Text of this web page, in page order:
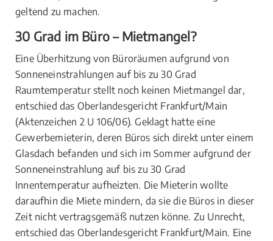
geltend zu machen.
30 Grad im Büro – Mietmangel?
Eine Überhitzung von Büroräumen aufgrund von
Sonneneinstrahlungen auf bis zu 30 Grad
Raumtemperatur stellt noch keinen Mietmangel dar,
entschied das Oberlandesgericht Frankfurt/Main
(Aktenzeichen 2 U 106/06). Geklagt hatte eine
Gewerbemieterin, deren Büros sich direkt unter einem
Glasdach befanden und sich im Sommer aufgrund der
Sonneneinstrahlung auf bis zu 30 Grad
Innentemperatur aufheizten. Die Mieterin wollte
daraufhin die Miete mindern, da sie die Büros in dieser
Zeit nicht vertragsgemäß nutzen könne. Zu Unrecht,
entschied das Oberlandesgericht Frankfurt/Main. Eine